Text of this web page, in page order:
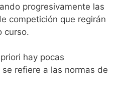
progresivamente las
competición que regirán
curso.
hay pocas
refiere a las normas de